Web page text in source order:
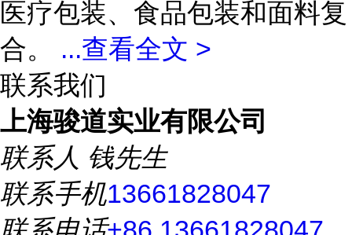
医疗包装、食品包装和面料复
合。 ...查看全文 >
联系我们
上海骏道实业有限公司
联系人 钱先生
联系手机13661828047